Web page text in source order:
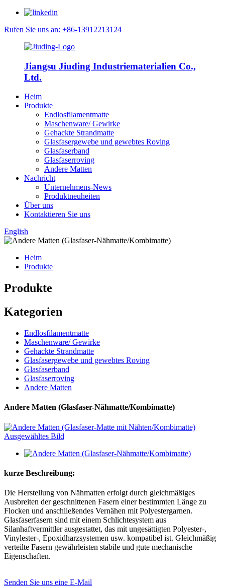
Rufen Sie uns an: +86-13912213124
Jiangsu Jiuding Industriematerialien Co.,
Ltd.
Heim
Produkte
Endlosfilamentmatte
Maschenware/ Gewirke
Gehackte Strandmatte
Glasfasergewebe und gewebtes Roving
Glasfaserband
Glasfaserroving
Andere Matten
Nachricht
Unternehmens-News
Produktneuheiten
Über uns
Kontaktieren Sie uns
English
Heim
Produkte
Produkte
Kategorien
Endlosfilamentmatte
Maschenware/ Gewirke
Gehackte Strandmatte
Glasfasergewebe und gewebtes Roving
Glasfaserband
Glasfaserroving
Andere Matten
Andere Matten (Glasfaser-Nähmatte/Kombimatte)
kurze Beschreibung:
Die Herstellung von Nähmatten erfolgt durch gleichmäßiges
Ausbreiten der geschnittenen Fasern einer bestimmten Länge zu
Flocken und anschließendes Vernähen mit Polyestergarnen.
Glasfaserfasern sind mit einem Schlichtesystem aus
Silanhaftvermittler ausgestattet, das mit ungesättigten Polyester-,
Vinylester-, Epoxidharzsystemen usw. kompatibel ist. Gleichmäßig
verteilte Fasern gewährleisten stabile und gute mechanische
Eigenschaften.
Senden Sie uns eine E-Mail